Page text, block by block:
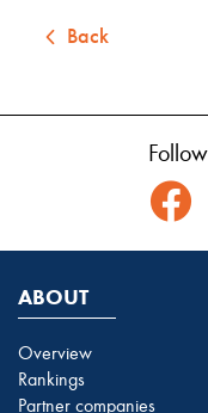
Back
ABOUT
Overview
Rankings
Partner companies